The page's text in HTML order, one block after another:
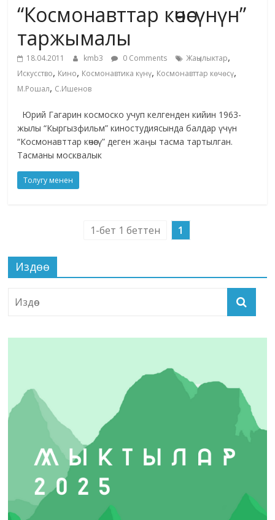
жана
“Космонавттар көчөсүнүн”
таржымалы
18.04.2011 kmb3 0 Comments Жаңылыктар,
Искусство, Кино, Космонавтика күнү, Космонавттар көчөсү,
М.Рошал, С.Ишенов
Юрий Гагарин космоско учуп келгенден кийин 1963-
жылы “Кыргызфильм” киностудиясында балдар үчүн
“Космонавттар көчөсү” деген жаңы тасма тартылган.
Тасманы москвалык
Толугу менен
1-бет 1 беттен 1
Издөө